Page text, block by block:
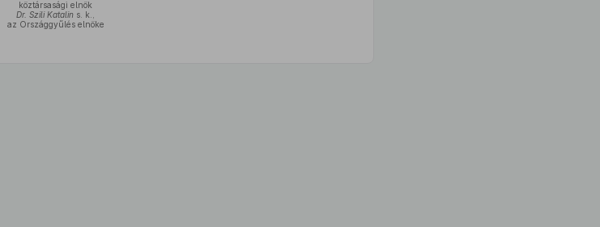
köztársasági elnök
Dr. Szili Katalin s. k.,
az Országgyűlés elnöke